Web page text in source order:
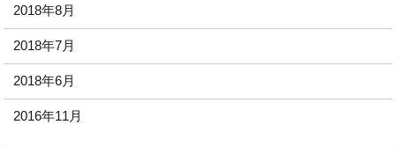
2018年8月
2018年7月
2018年6月
2016年11月